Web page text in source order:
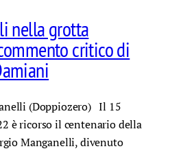
nella grotta
critico di
(Doppiozero) Il 15
è ricorso il centenario della
Manganelli, divenuto